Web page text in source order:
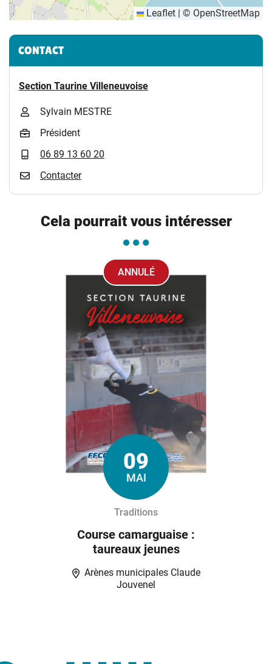
Leaflet | © OpenStreetMap
Informations complémentaires
CONTACT
Section Taurine Villeneuvoise
Sylvain MESTRE
Président
06 89 13 60 20
Contacter
Cela pourrait vous intéresser
ANNULÉ
Le
09
MAI
Traditions
Course camarguaise :
taureaux jeunes
Arènes municipales Claude
Jouvenel